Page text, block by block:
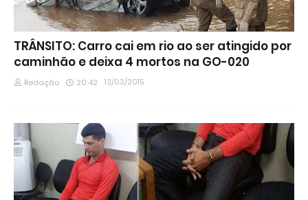
TRÂNSITO: Carro cai em rio ao ser atingido por
caminhão e deixa 4 mortos na GO-020
Redação 20:42 13/03/2015